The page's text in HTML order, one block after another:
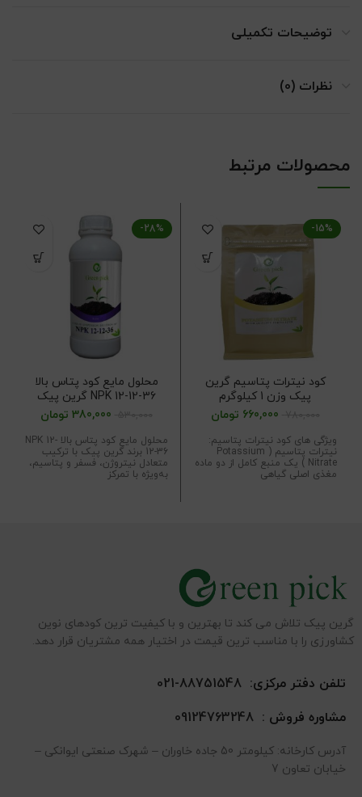
توضیحات تکمیلی
نظرات (0)
محصولات مرتبط
-15%
کود نیترات پتاسیم گرین
پیک وزن 1 کیلوگرم
660,000 تومان
ویژگی های کود نیترات پتاسیم:
نیترات پتاسیم ( Potassium
Nitrate ) یک منبع کامل از دو ماده
مغذی اصلی گیاهی
-28%
محلول مایع کود پتاس بالا
NPK 12-12-36 گرین پیک
حجم یک لیتر
380,000 تومان
محلول مایع کود پتاس بالا NPK 12-
12-36 برند گرین پیک با ترکیب
متعادل نیتروژن، فسفر و پتاسیم،
به‌ویژه با تمرکز
گرین پیک تلاش می کند تا بهترین و با کیفیت ترین کودهای نوین
کشاورزی را با مناسب ترین قیمت در اختیار همه مشتریان قرار دهد.
تلفن دفتر مرکزی:88751548-021
مشاوره فروش :09124763248
آدرس کارخانه: کیلومتر 50 جاده خاوران – شهرک صنعتی ایوانکی –
خیابان تعاون 7